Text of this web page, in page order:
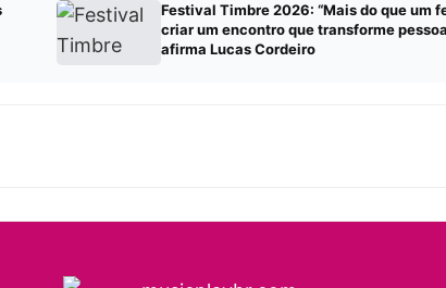
Festival Timbre 2026: “Mais do que um
criar um encontro que transforme
afirma Lucas Cordeiro